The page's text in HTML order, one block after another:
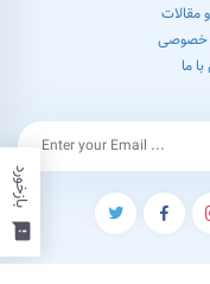
feedback
بازخورد
مقالات
خصوصی
ما